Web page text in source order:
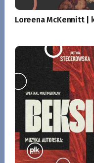
Loreena McKennitt |